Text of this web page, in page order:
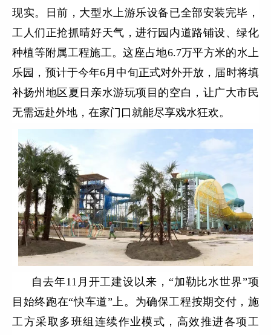
现实。日前，大型水上游乐设备已全部安装完毕，
工人们正抢抓晴好天气，进行园内道路铺设、绿化
种植等附属工程施工。这座占地6.7万平方米的水上
乐园，预计于今年6月中旬正式对外开放，届时将填
补扬州地区夏日亲水游玩项目的空白，让广大市民
无需远赴外地，在家门口就能尽享戏水狂欢。
自去年11月开工建设以来，“加勒比水世界”项
目始终跑在“快车道”上。为确保工程按期交付，施
工方采取多班组连续作业模式，高效推进各项工